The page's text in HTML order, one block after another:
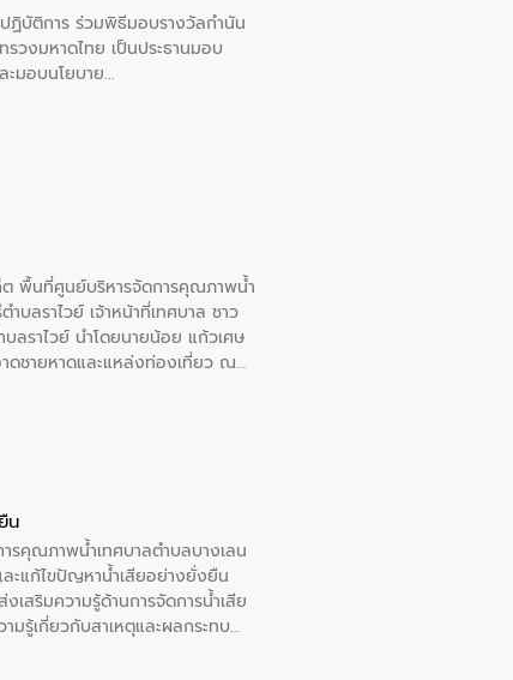
บัติการ ร่วมพิธีมอบรางวัลกำนัน
วงมหาดไทย เป็นประธานมอบ
มอบนโยบาย
ต พื้นที่ศูนย์บริหารจัดการคุณภาพน้ำ
บลราไวย์ เจ้าหน้าที่เทศบาล ชาว
ลราไวย์ นำโดยนายน้อย แก้วเศษ
ดชายหาดและแหล่งท่องเที่ยว ณ
น
รคุณภาพน้ำเทศบาลตำบลบางเลน
ะแก้ไขปัญหาน้ำเสียอย่างยั่งยืน
สริมความรู้ด้านการจัดการน้ำเสีย
มรู้เกี่ยวกับสาเหตุและผลกระทบ
ำบลบางเลน จังหวัดนครปฐม